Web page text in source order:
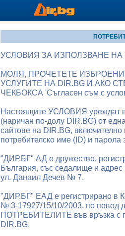
УСЛОВИЯ ЗА ИЗПОЛЗВАНЕ НА
МОЛЯ, ПРОЧЕТЕТЕ
УСЛУГИТЕ НА DIR.BG И АКО
ЧЕКБОКСА 'Съгласен съм с
Настоящите УСЛОВИЯ уреждат
(наричан по-долу DIR.BG) от
сайтове на DIR.BG, включително
потребителско име (ID) и парола
"ДИР.БГ" АД е дружество,
България, със седалище и
ул. Данаил Дечев № 7.
"ДИР.БГ" EАД е регистрирано в
№ 3-17927/15/10/2003, по повод
ПОТРЕБИТЕЛИТЕ във връзка с
DIR.BG.